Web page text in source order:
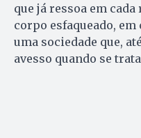
que já ressoa em
corpo esfaqueado, em
uma sociedade que,
avesso quando se